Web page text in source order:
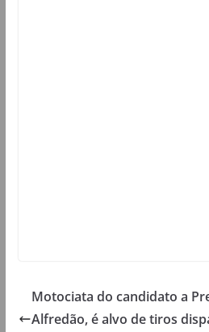
Motociata do candidato a
Alfredão, é alvo de tiros